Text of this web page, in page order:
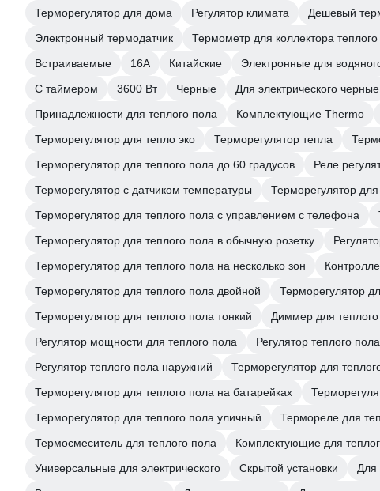
Терморегулятор для дома Регулятор климата Дешевый
Электронный термодатчик
Термометр для коллектора
Встраиваемые
16А Китайские Электронные для
С таймером
3600 Вт Черные Для электрического черные
Принадлежности для теплого пола
Комплектующие Thermo
Терморегулятор для тепло эко
Терморегулятор тепла
Терморегулятор для теплого пола до 60 градусов
Реле
Терморегулятор с датчиком температуры
Терморегулятор
Терморегулятор для теплого пола с управлением с телефона
Терморегулятор для теплого пола в обычную розетку
Терморегулятор для теплого пола на несколько зон
Терморегулятор для теплого пола двойной
Терморегулятор
Терморегулятор для теплого пола тонкий
Диммер для
Регулятор мощности для теплого пола
Регулятор теплого
Регулятор теплого пола наружний
Терморегулятор для
Терморегулятор для теплого пола на батарейках
Терморегулятор для теплого пола уличный
Термореле для
Термосмеситель для теплого пола
Комплектующие для
Универсальные для электрического
Скрытой установки Для